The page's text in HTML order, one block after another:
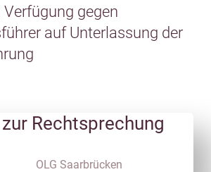
gegen
auf Unterlassung der
Rechtsprechung
OLG Saarbrücken